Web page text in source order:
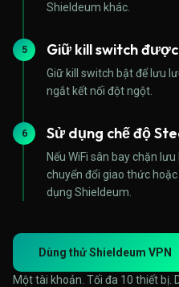
Shieldeum khác.
5 Giữ kill switch
Giữ kill switch bật để lưu
ngắt kết nối đột ngột.
6 Sử dụng chế độ
Nếu WiFi sân bay chặn
chuyển đổi giao thức
dụng Shieldeum.
Dùng thử Shieldeum VPN
Một tài khoản. Tối đa 10 thiết bị.